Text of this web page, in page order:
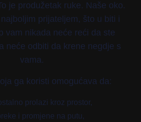
je produžetak ruke. Naše oko.
prijateljem, što u biti i
vam nikada neće reći da ste
neće odbiti da krene negdje s
vama.
ga koristi omogućava da:
prolazi kroz prostor,
i promjene na putu,